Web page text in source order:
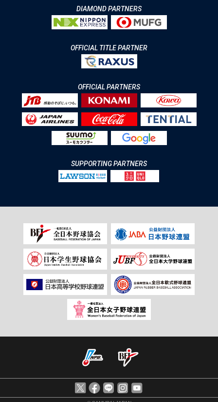
DIAMOND PARTNERS
OFFICIAL TITLE PARTNER
OFFICIAL PARTNERS
SUPPORTING PARTNERS